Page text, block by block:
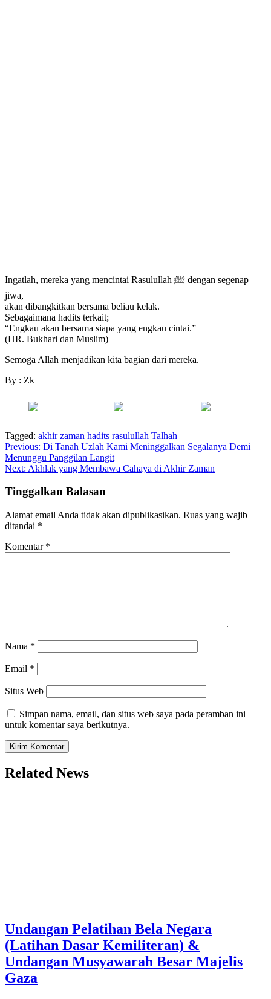
Ingatlah, mereka yang mencintai Rasulullah ﷺ dengan segenap
jiwa,
akan dibangkitkan bersama beliau kelak.
Sebagaimana hadits terkait;
“Engkau akan bersama siapa yang engkau cintai.”
(HR. Bukhari dan Muslim)
Semoga Allah menjadikan kita bagian dari mereka.
By : Zk
Tagged: akhir zaman hadits rasulullah Talhah
Navigasi
pos
Previous: Di Tanah Uzlah Kami Meninggalkan Segalanya Demi
Menunggu Panggilan Langit
Next: Akhlak yang Membawa Cahaya di Akhir Zaman
Tinggalkan Balasan
Alamat email Anda tidak akan dipublikasikan. Ruas yang wajib
ditandai *
Komentar *
Nama *
Email *
Situs Web
Simpan nama, email, dan situs web saya pada peramban ini
untuk komentar saya berikutnya.
Related News
Undangan Pelatihan Bela Negara
(Latihan Dasar Kemiliteran) &
Undangan Musyawarah Besar Majelis
Gaza